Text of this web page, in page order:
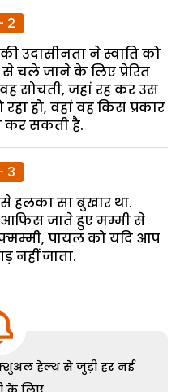
2
उदासीनता ने स्वाति को
चले जाने के लिए प्रेरित
सोचती, जहां रह कर उस
हो, वहां वह किस प्रकार
कर सकती है.
3
हलका सा बुखार था.
जाते हुए मम्मी से
पायल को यदि आप
नहीं जाता.
हेल्थ से जुड़ी हर नई